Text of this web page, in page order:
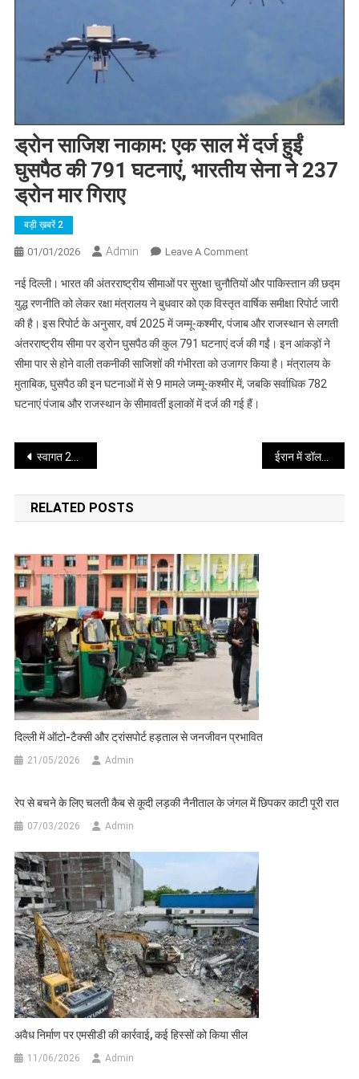
ड्रोन साजिश नाकाम: एक साल में दर्ज हुईं
घुसपैठ की 791 घटनाएं, भारतीय सेना ने 237
ड्रोन मार गिराए
बड़ी ख़बरें 2
01/01/2026 Admin Leave A CommentOn
साजिश
नाकाम:
एक
साल
में
दर्ज
हुईं
घटनाएं,
ड्रोन
मार
गिराए
नई दिल्ली। भारत की अंतरराष्ट्रीय सीमाओं पर सुरक्षा चुनौतियों और पाकिस्तान की छद्म
युद्ध रणनीति को लेकर रक्षा मंत्रालय ने बुधवार को एक विस्तृत वार्षिक समीक्षा रिपोर्ट जारी
की है। इस रिपोर्ट के अनुसार, वर्ष 2025 में जम्मू-कश्मीर, पंजाब और राजस्थान से लगती
अंतरराष्ट्रीय सीमा पर ड्रोन घुसपैठ की कुल 791 घटनाएं दर्ज की गईं। इन आंकड़ों ने
सीमा पार से होने वाली तकनीकी साजिशों की गंभीरता को उजागर किया है। मंत्रालय के
मुताबिक, घुसपैठ की इन घटनाओं में से 9 मामले जम्मू-कश्मीर में, जबकि सर्वाधिक 782
घटनाएं पंजाब और राजस्थान के सीमावर्ती इलाकों में दर्ज की गई हैं।
Post
navigation
स्वागत 2026…रोशनी, उम्मीद और प्रार्थनों के साथ दुनिया ने किया वेलकम ईरान में डॉलर के मुकाबले सबसे नीचे गिरा रियाल, केंद्रीय बैंक प्रमुख ने दिया इस्तीफा
RELATED POSTS
दिल्ली में ऑटो-टैक्सी और ट्रांसपोर्ट हड़ताल से जनजीवन प्रभावित
21/05/2026 Admin
रेप से बचने के लिए चलती कैब से कूदी लड़की नैनीताल के जंगल में छिपकर काटी पूरी रात
07/03/2026 Admin
अवैध निर्माण पर एमसीडी की कार्रवाई, कई हिस्सों को किया सील
11/06/2026 Admin